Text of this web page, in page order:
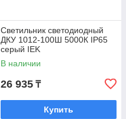
Светильник светодиодный
ДКУ 1012-100Ш 5000К IP65
серый IEK
В наличии
26 935 ₸
Купить